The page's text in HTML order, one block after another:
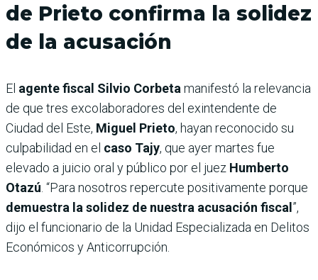
de Prieto confirma la solidez
de la acusación
El agente fiscal Silvio Corbeta manifestó la relevancia
de que tres excolaboradores del exintendente de
Ciudad del Este, Miguel Prieto, hayan reconocido su
culpabilidad en el caso Tajy, que ayer martes fue
elevado a juicio oral y público por el juez Humberto
Otazú . “Para nosotros repercute positivamente porque
demuestra la solidez de nuestra acusación fiscal ”,
dijo el funcionario de la Unidad Especializada en Delitos
Económicos y Anticorrupción.